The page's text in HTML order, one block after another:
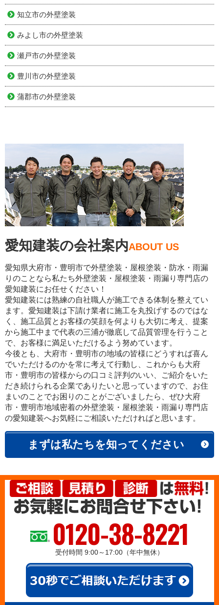
知立市の外壁塗装
みよし市の外壁塗装
瀬戸市の外壁塗装
豊川市の外壁塗装
蒲郡市の外壁塗装
愛知建装の会社案内ABOUT US
愛知県大府市・豊明市で外壁塗装・屋根塗装・防水・雨漏
りのことなら私たち外壁塗装・屋根塗装・雨漏り専門店の
愛知建装にお任せください！
愛知建装には熟練の自社職人が施工できる体制を整えてい
ます。愛知建装は下請け業者に施工を丸投げするのではな
く、施工品質とお客様の笑顔を何よりも大切に考え、提案
から施工中まで代表の三浦が徹底して品質管理を行うこと
で、お客様に満足いただけるよう努めています。
今後とも、大府市・豊明市の地域の皆様にどうすれば喜ん
でいただけるのかを常に考えて行動し、これからも大府
市・豊明市の皆様からの口コミ評判のいい、ご紹介をいた
だき続けられる企業でありたいと思っていますので、お住
まいのことでお困りのことがございましたら、ぜひ大府
市・豊明市地域密着の外壁塗装・屋根塗装・雨漏り専門店
の愛知建装へお気軽にご相談いただければと思います。
まずは私たちを知ってください
0120-38-8221
受付時間 9:00～17:00（年中無休）